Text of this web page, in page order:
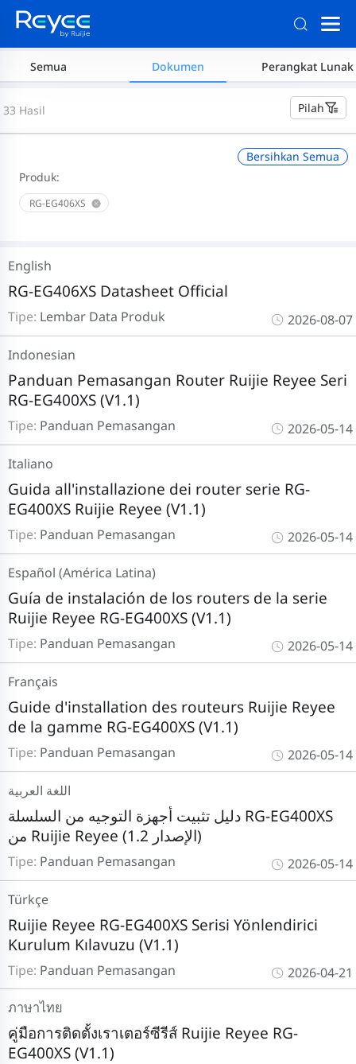
Semua Dokumen Perangkat Lunak
Pilah
33 Hasil
Produk:
RG-EG406XS
Bersihkan Semua
Tipe: Lembar Data Produk
RG-EG406XS Datasheet Official
English
2026-08-07
Tipe: Panduan Pemasangan
Panduan Pemasangan Router Ruijie Reyee Seri
RG-EG400XS (V1.1)
Indonesian
2026-05-14
Tipe: Panduan Pemasangan
Guida all'installazione dei router serie RG-
EG400XS Ruijie Reyee (V1.1)
Italiano
2026-05-14
Tipe: Panduan Pemasangan
Guía de instalación de los routers de la serie
Ruijie Reyee RG-EG400XS (V1.1)
Español (América Latina)
2026-05-14
Tipe: Panduan Pemasangan
Guide d'installation des routeurs Ruijie Reyee
de la gamme RG-EG400XS (V1.1)
Français
2026-05-14
Tipe: Panduan Pemasangan
دليل تثبيت أجهزة التوجيه من السلسلة RG-EG400XS
من Ruijie Reyee (الإصدار 1.2)
اللغة العربية
2026-05-14
Tipe: Panduan Pemasangan
Ruijie Reyee RG-EG400XS Serisi Yönlendirici
Kurulum Kılavuzu (V1.1)
Türkçe
2026-04-21
คู่มือการติดตั้งเราเตอร์ซีรีส์ Ruijie Reyee RG-
EG400XS (V1.1)
ภาษาไทย